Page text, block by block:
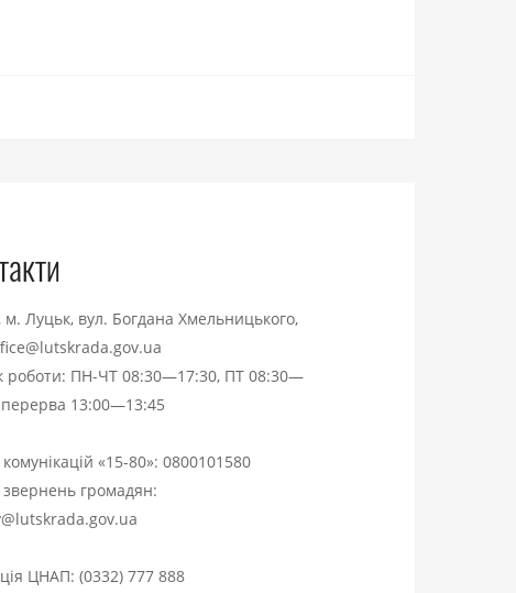
м. Луцьк, вул. Богдана Хмельницького,
роботи: ПН-ЧТ 08:30—17:30, ПТ 08:30—
перерва 13:00—13:45
комунікацій «15-80»: 0800101580
звернень громадян:
ЦНАП: (0332) 777 888